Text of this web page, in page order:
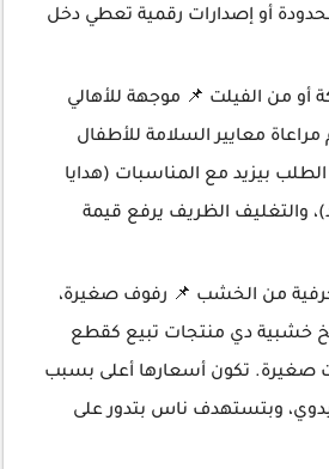
أو إصدارات رقمية تعطي دخل
أو من الفيلت 📌 موجهة للأهالي
مراعاة معايير السلامة للأطفال
بيزيد مع المناسبات (هدايا
والتغليف الظريف يرفع قيمة
من الخشب 📌 رفوف صغيرة،
خشبية دي منتجات تبيع كقطع
صغيرة. تكون أسعارها أعلى بسبب
وبتستهدف ناس بتدور على